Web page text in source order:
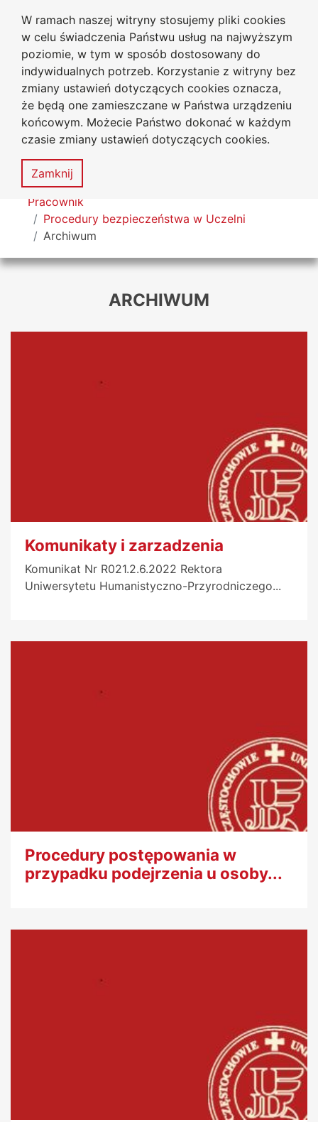
W ramach naszej witryny stosujemy pliki cookies
w celu świadczenia Państwu usług na najwyższym
poziomie, w tym w sposób dostosowany do
indywidualnych potrzeb. Korzystanie z witryny bez
zmiany ustawień dotyczących cookies oznacza,
że będą one zamieszczane w Państwa urządzeniu
końcowym. Możecie Państwo dokonać w każdym
czasie zmiany ustawień dotyczących cookies.
Zamknij
Przejdź do głównego menu
Przejdź do treści
Przejdź do wyszukiwarki
Przejdź do mapy serwisu
Uniwersytet
Jana Długosza w Częstochowie
Mapa
serwisu
MENU
Tutaj jesteś
Pracownik
Procedury bezpieczeństwa w Uczelni
Archiwum
ARCHIWUM
Komunikaty i zarzadzenia
Komunikat Nr R021.2.6.2022 Rektora
Uniwersytetu Humanistyczno-Przyrodniczego...
Procedury postępowania w
przypadku podejrzenia u osoby...